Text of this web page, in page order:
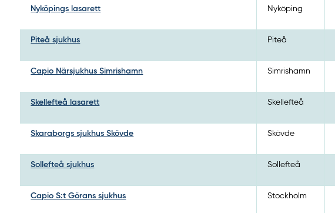
Nyköpings lasarett Nyköping
Piteå sjukhus Piteå
Capio Närsjukhus Simrishamn Simrishamn
Skellefteå lasarett Skellefteå
Skaraborgs sjukhus Skövde Skövde
Sollefteå sjukhus Sollefteå
Capio S:t Görans sjukhus Stockholm